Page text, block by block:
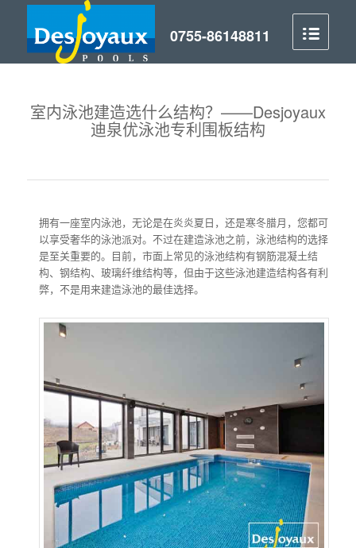
室内泳池建造选什么结构？——Desjoyaux
迪泉优泳池专利围板结构
拥有一座室内泳池，无论是在炎炎夏日，还是寒冬腊月，您都可
以享受奢华的泳池派对。不过在建造泳池之前，泳池结构的选择
是至关重要的。目前，市面上常见的泳池结构有钢筋混凝土结
构、钢结构、玻璃纤维结构等，但由于这些泳池建造结构各有利
弊，不是用来建造泳池的最佳选择。